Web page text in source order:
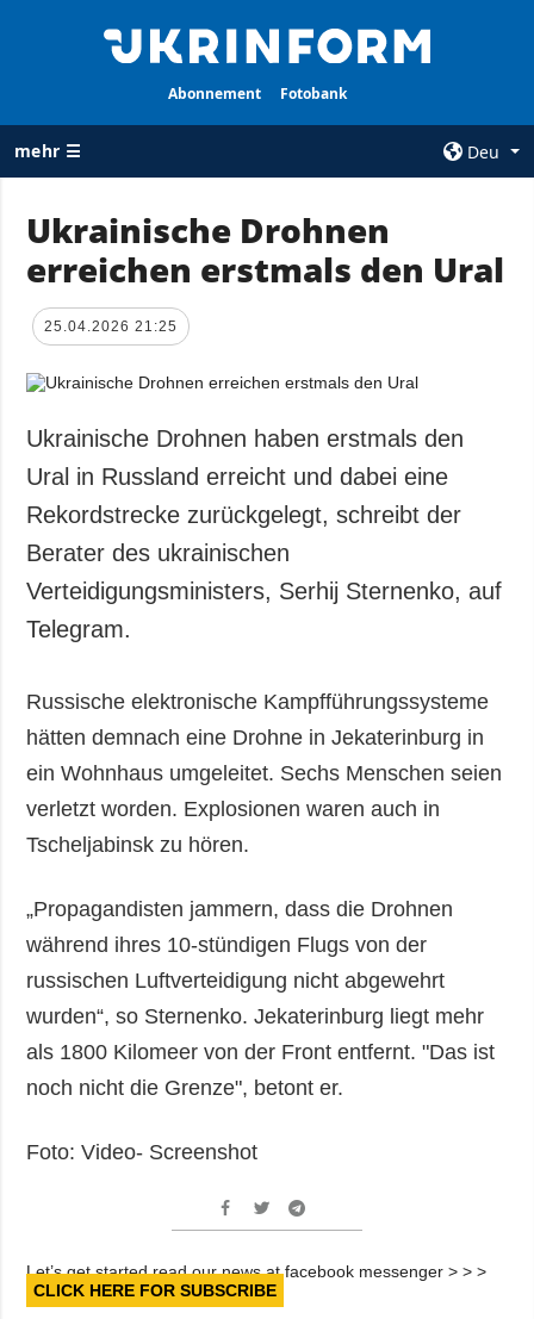
Abonnement Fotobank
mehr ☰
Deu
ALLE
Krieg
der Ukraine
Politik
Wirtschaft
Militär
Gesellschaft und
Sport
Kriminalität
Notfälle
AGENTUR
services
Vertraulichkeit
und zum Schutz
Daten
ZUSÄTZLICH
Veröffentlichungen
Interview
Video
LEISTUNGEN
Abonnement
Ukrainische Drohnen
erreichen erstmals den Ural
25.04.2026 21:25
Ukrainische Drohnen haben erstmals den
Ural in Russland erreicht und dabei eine
Rekordstrecke zurückgelegt, schreibt der
Berater des ukrainischen
Verteidigungsministers, Serhij Sternenko, auf
Telegram.
Russische elektronische Kampfführungssysteme
hätten demnach eine Drohne in Jekaterinburg in
ein Wohnhaus umgeleitet. Sechs Menschen seien
verletzt worden. Explosionen waren auch in
Tscheljabinsk zu hören.
„Propagandisten jammern, dass die Drohnen
während ihres 10-stündigen Flugs von der
russischen Luftverteidigung nicht abgewehrt
wurden“, so Sternenko. Jekaterinburg liegt mehr
als 1800 Kilomeer von der Front entfernt. "Das ist
noch nicht die Grenze", betont er.
Foto: Video- Screenshot
Let’s get started read our news at facebook messenger > > >
CLICK HERE FOR SUBSCRIBE